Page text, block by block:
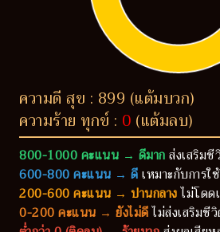
ความดี สุข : 899 (แต้มบวก)
ความร้าย ทุกข์ : 0 (แต้มลบ)
800-1000 คะแนน → ดีมากส่งเสริม
600-800 คะแนน → ดีเหมาะกับการใ
200-600 คะแนน → ปานกลางไม่โดด
0-200 คะแนน → ยังไม่ดีไม่ส่งเสริมชี